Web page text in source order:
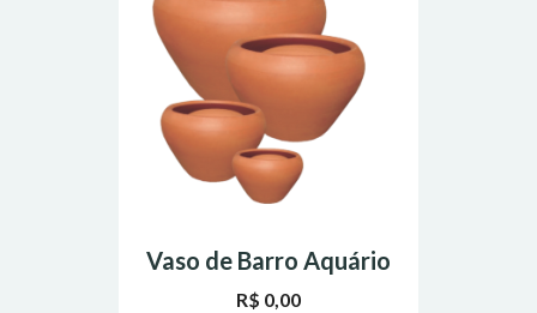
Vaso de Barro Aquário
R$ 0,00